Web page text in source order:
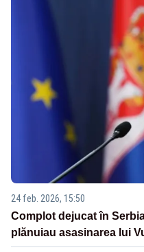
24 feb. 2026, 15:50
Complot dejucat în
plănuiau asasinarea lui